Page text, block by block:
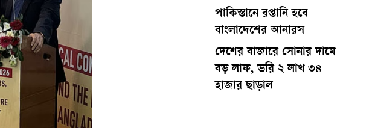
পাকিস্তানে রপ্তানি হবে
বাংলাদেশের আনারস
দেশের বাজারে সোনার দামে
বড় লাফ, ভরি ২ লাখ ৩৪
হাজার ছাড়াল